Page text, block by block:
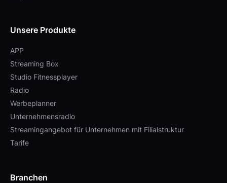
Unsere Produkte
APP
Streaming Box
Studio Fitnessplayer
Radio
Werbeplanner
Unternehmensradio
Streamingangebot für Unternehmen mit Filialstruktur
Tarife
Branchen